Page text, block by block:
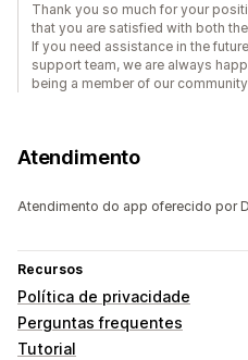
Thank you so much for your
that you are satisfied with both
If you need assistance in the
support team, we are always
being a member of our
Atendimento
Atendimento do app oferecido por
Recursos
Política de privacidade
Perguntas frequentes
Tutorial